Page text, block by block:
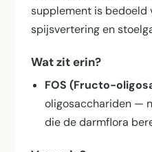
supplement is bedoeld
spijsvertering en
Wat zit erin?
FOS (Fructo-
oligosacchariden —
die de darmflora